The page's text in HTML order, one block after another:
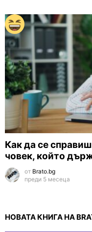
Как да се
човек, който
от Brato.bg
преди 5 месеца
НОВАТА КНИГА НА